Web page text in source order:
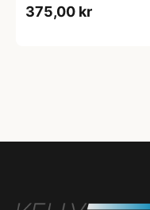
XXL
375,00 kr